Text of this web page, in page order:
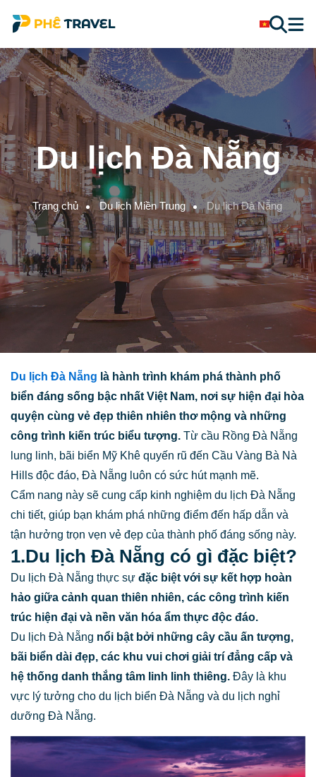
Du lịch Đà Nẵng
Trang chủ Du lịch Miền Trung Du lịch Đà Nẵng
Du lịch Đà Nẵng là hành trình khám phá thành phố
biển đáng sống bậc nhất Việt Nam, nơi sự hiện đại hòa
quyện cùng vẻ đẹp thiên nhiên thơ mộng và những
công trình kiến trúc biểu tượng. Từ cầu Rồng Đà Nẵng
lung linh, bãi biển Mỹ Khê quyến rũ đến Cầu Vàng Bà Nà
Hills độc đáo, Đà Nẵng luôn có sức hút mạnh mẽ.
Cẩm nang này sẽ cung cấp kinh nghiệm du lịch Đà Nẵng
chi tiết, giúp bạn khám phá những điểm đến hấp dẫn và
tận hưởng trọn vẹn vẻ đẹp của thành phố đáng sống này.
1.Du lịch Đà Nẵng có gì đặc biệt?
Du lịch Đà Nẵng thực sự đặc biệt với sự kết hợp hoàn
hảo giữa cảnh quan thiên nhiên, các công trình kiến
trúc hiện đại và nền văn hóa ẩm thực độc đáo.
Du lịch Đà Nẵng nổi bật bởi những cây cầu ấn tượng,
bãi biển dài đẹp, các khu vui chơi giải trí đẳng cấp và
hệ thống danh thắng tâm linh linh thiêng. Đây là khu
vực lý tưởng cho du lịch biển Đà Nẵng và du lịch nghỉ
dưỡng Đà Nẵng.